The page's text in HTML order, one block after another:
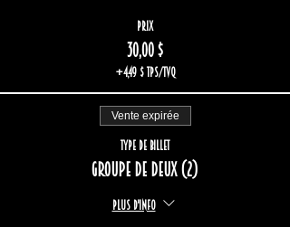
Prix
30,00 $
+4,49 $ TPS/TVQ
Vente expirée
Type de billet
Groupe de deux (2)
Plus d'info